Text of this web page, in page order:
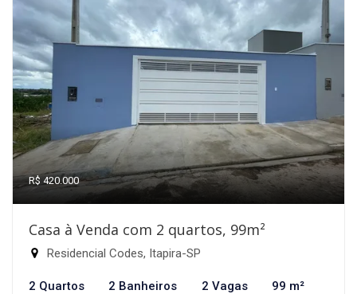
R$ 420.000
Casa à Venda com 2 quartos, 99m²
Residencial Codes, Itapira-SP
2 Quartos 2 Banheiros 2 Vagas 99 m²